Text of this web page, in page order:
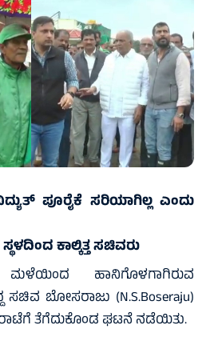
ಪೂರೈಕೆ ಸರಿಯಾಗಿಲ್ಲ ಎಂದು
ಕಾಲ್ಕಿತ್ತ ಸಚಿವರು
ಹಾನಿಗೊಳಗಾಗಿರುವ
ಸಚಿವ ಬೋಸರಾಜು (N.S.Boseraju)
ತೆಗೆದುಕೊಂಡ ಘಟನೆ ನಡೆಯಿತು.